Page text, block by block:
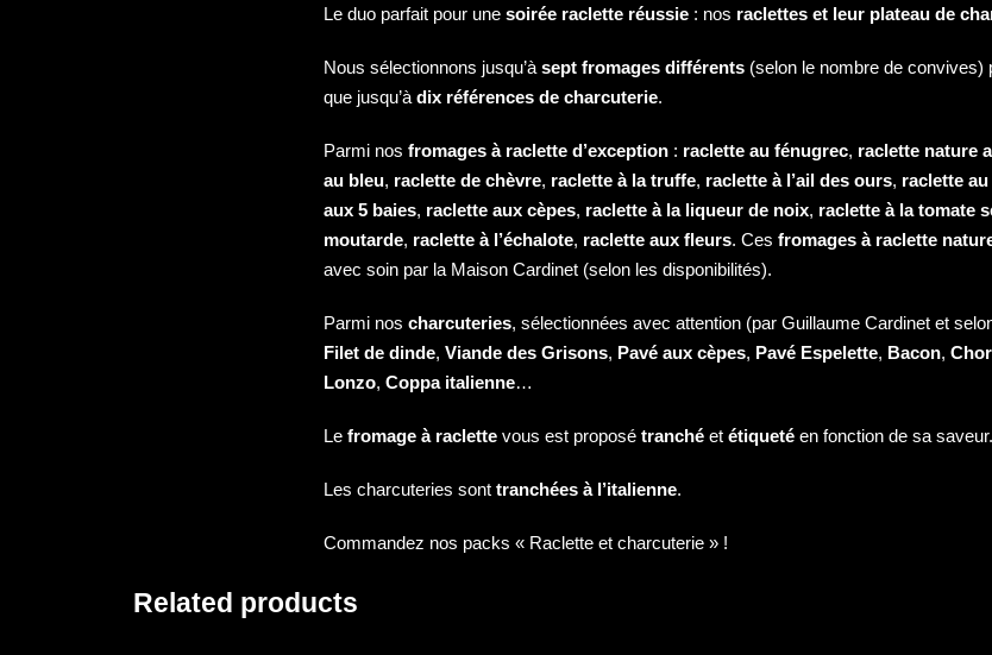
Le duo parfait pour une soirée raclette réussie : nos raclettes et leur plateau de
Nous sélectionnons jusqu’à sept fromages différents (selon le nombre de convives)
que jusqu’à dix références de charcuterie.
Parmi nos fromages à raclette d’exception : raclette au fénugrec, raclette nature
au bleu, raclette de chèvre, raclette à la truffe, raclette à l’ail des ours, raclette
aux 5 baies, raclette aux cèpes, raclette à la liqueur de noix, raclette à la tomate
moutarde, raclette à l’échalote, raclette aux fleurs. Ces fromages à raclette
avec soin par la Maison Cardinet (selon les disponibilités).
Parmi nos charcuteries, sélectionnées avec attention (par Guillaume Cardinet et
Filet de dinde, Viande des Grisons, Pavé aux cèpes, Pavé Espelette, Bacon,
Lonzo, Coppa italienne…
Le fromage à raclette vous est proposé tranché et étiqueté en fonction de sa saveur.
Les charcuteries sont tranchées à l’italienne.
Commandez nos packs « Raclette et charcuterie » !
Related products